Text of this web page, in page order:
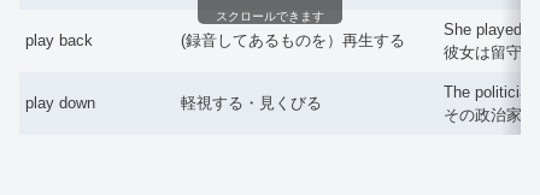
play back (録音してあるものを）再生する
She played
彼女は留守
play down 軽視する・見くびる
The
その政治家
スクロールできます